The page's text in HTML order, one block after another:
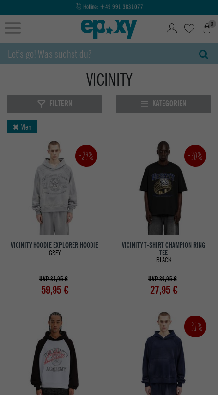
seit über 30 Jahren die Besten Styles aus Streetwear, Shoes und Boardsports
0
VICINITY
FILTERN KATEGORIEN
Men
-29%
VICINITY HOODIE EXPLORER HOODIE
GREY
UVP 84,95 €
59,95 €
-30%
VICINITY T-SHIRT CHAMPION RING
TEE
BLACK
UVP 39,95 €
27,95 €
-31%